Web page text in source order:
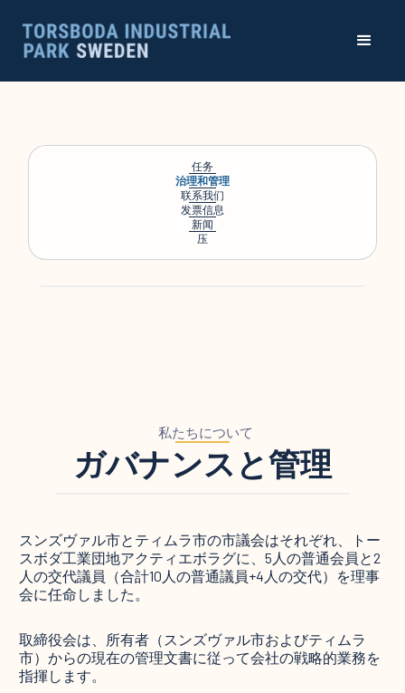
任务
治理和管理
联系我们
发票信息
新闻
压
私たちについて
ガバナンスと管理
スンズヴァル市とティムラ市の市議会はそれぞれ、トー
スボダ工業団地アクティエボラグに、5人の普通会員と2
人の交代議員（合計10人の普通議員+4人の交代）を理事
会に任命しました。
取締役会は、所有者（スンズヴァル市およびティムラ
市）からの現在の管理文書に従って会社の戦略的業務を
指揮します。